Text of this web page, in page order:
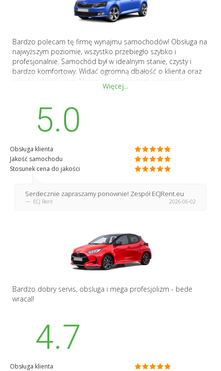
Bardzo polecam tę firmę wynajmu samochodów! Obsługa na
najwyższym poziomie, wszystko przebiegło szybko i
profesjonalnie. Samochód był w idealnym stanie, czysty i
bardzo komfortowy. Widać ogromną dbałość o klienta oraz
wysoką jakość usług. Na pewno skorzystam ponownie!
Więcej...
5.0
Obsługa klienta
Jakość samochodu
Stosunek cena do jakości
Serdecznie zapraszamy ponownie! Zespół ECJRent.eu
ECJ Rent 2026-06-02
Bardzo dobry servis, obsluga i mega profesjolizm - bede
wracal!
4.7
Obsługa klienta